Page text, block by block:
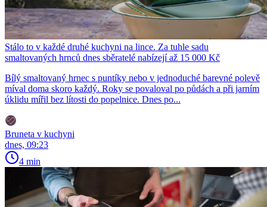
Stálo to v každé druhé kuchyni na lince. Za tuhle sadu
smaltovaných hrnců dnes sběratelé nabízejí až 15 000 Kč
Bílý smaltovaný hrnec s puntíky nebo v jednoduché barevné polevě
míval doma skoro každý. Roky se povaloval po půdách a při jarním
úklidu mířil bez lítosti do popelnice. Dnes po...
Bruneta v kuchyni
dnes, 09:23
4 min